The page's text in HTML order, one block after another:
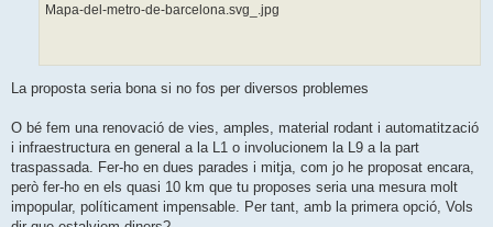
Mapa-del-metro-de-barcelona.svg_.jpg
La proposta seria bona si no fos per diversos problemes
O bé fem una renovació de vies, amples, material rodant i automatització
i infraestructura en general a la L1 o involucionem la L9 a la part
traspassada. Fer-ho en dues parades i mitja, com jo he proposat encara,
però fer-ho en els quasi 10 km que tu proposes seria una mesura molt
impopular, políticament impensable. Per tant, amb la primera opció, Vols